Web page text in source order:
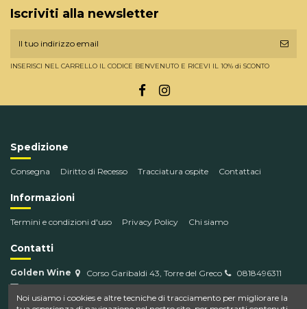
Iscriviti alla newsletter
INSERISCI NEL CARRELLO IL CODICE BENVENUTO E RICEVI IL 10% di SCONTO
Spedizione
Consegna Diritto di Recesso Tracciatura ospite Contattaci
Informazioni
Termini e condizioni d'uso Privacy Policy Chi siamo
Contatti
Golden Wine Corso Garibaldi 43, Torre del Greco
0818496311
info@goldenwine.com
Noi usiamo i cookies e altre tecniche di tracciamento per migliorare la